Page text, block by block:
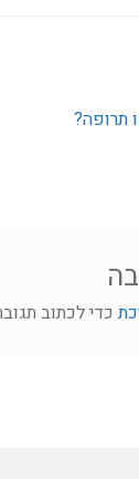
תרופה?
כדי לכתוב